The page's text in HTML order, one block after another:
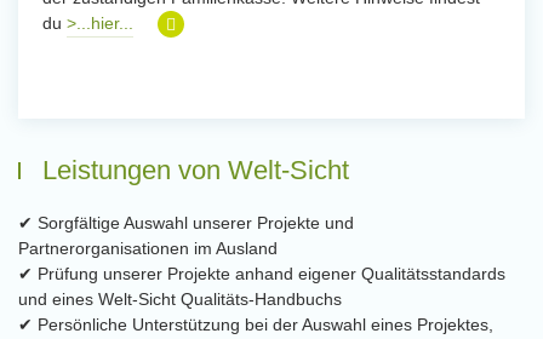
du >...hier...
Leistungen von Welt-Sicht
✔ Sorgfältige Auswahl unserer Projekte und
Partnerorganisationen im Ausland
✔ Prüfung unserer Projekte anhand eigener Qualitätsstandards
und eines Welt-Sicht Qualitäts-Handbuchs
✔ Persönliche Unterstützung bei der Auswahl eines Projektes,